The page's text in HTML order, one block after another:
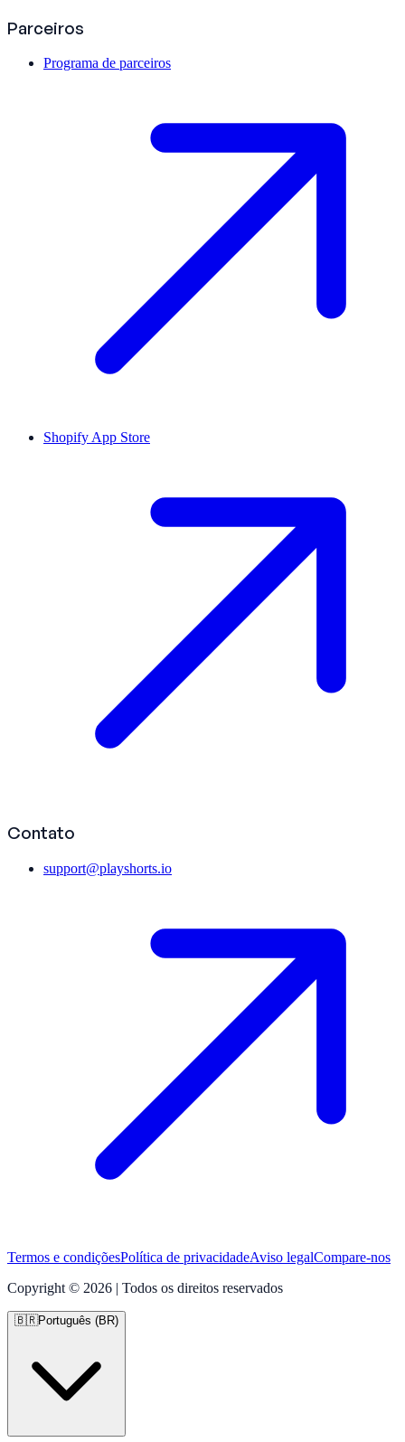
Parceiros
Programa de parceiros
Shopify App Store
Contato
support@playshorts.io
Termos e condiçõesPolítica de privacidadeAviso legalCompare-nos
Copyright © 2026 | Todos os direitos reservados
🇧🇷Português (BR)